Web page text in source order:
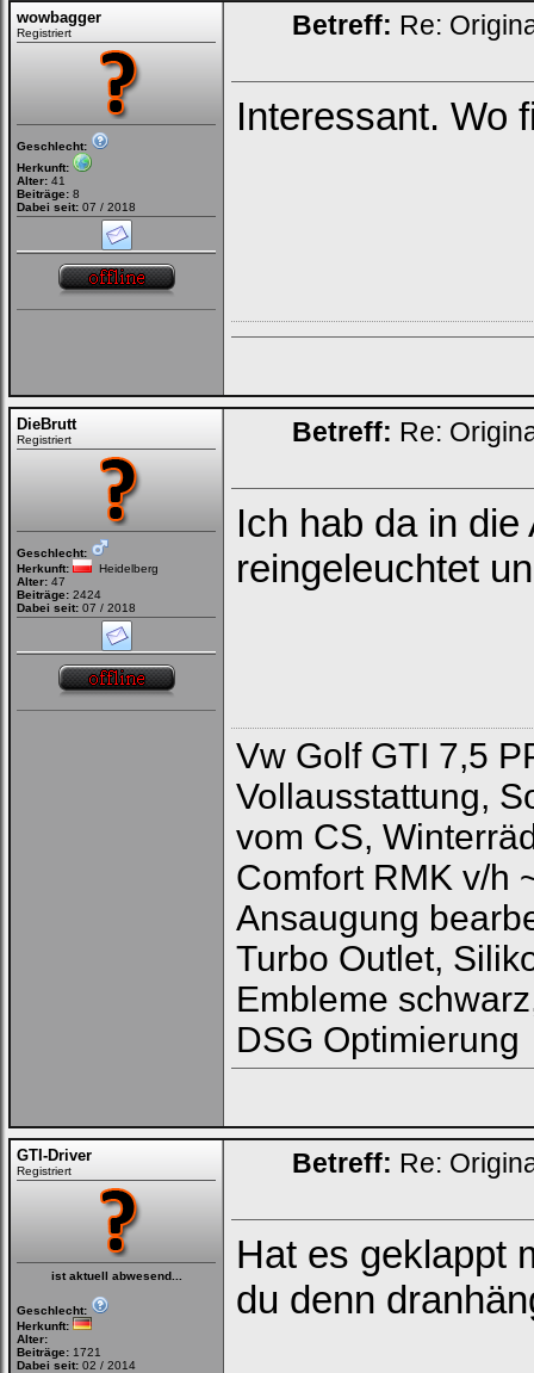
wowbagger
Registriert
Geschlecht:
Herkunft:
Alter: 41
Beiträge: 8
Dabei seit: 07 / 2018
Betreff: Re:
Interessant. Wo
DieBrutt
Registriert
Geschlecht:
Herkunft:
Heidelberg
Alter: 47
Beiträge: 2424
Dabei seit: 07 / 2018
Betreff: Re:
Ich hab da in
reingeleuchtet
Vw Golf GTI 7,5
Vollausstattung,
vom CS,
Comfort RMK v/h
Ansaugung
Turbo Outlet,
Embleme
DSG Optimierung
GTI-Driver
Registriert
ist aktuell abwesend...
Geschlecht:
Herkunft:
Alter:
Beiträge: 1721
Dabei seit: 02 / 2014
Betreff: Re:
Hat es geklappt
du denn